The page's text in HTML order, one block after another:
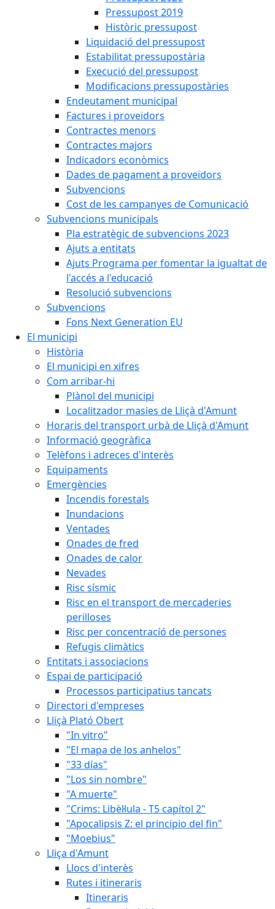
Pressupost 2019
Històric pressupost
Liquidació del pressupost
Estabilitat pressupostària
Execució del pressupost
Modificacions pressupostàries
Endeutament municipal
Factures i proveïdors
Contractes menors
Contractes majors
Indicadors econòmics
Dades de pagament a proveïdors
Subvencions
Cost de les campanyes de Comunicació
Subvencions municipals
Pla estratègic de subvencions 2023
Ajuts a entitats
Ajuts Programa per fomentar la igualtat de
l'accés a l'educació
Resolució subvencions
Subvencions
Fons Next Generation EU
El municipi
Història
El municipi en xifres
Com arribar-hi
Plànol del municipi
Localitzador masies de Lliçà d'Amunt
Horaris del transport urbà de Lliçà d'Amunt
Informació geogràfica
Telèfons i adreces d'interès
Equipaments
Emergències
Incendis forestals
Inundacions
Ventades
Onades de fred
Onades de calor
Nevades
Risc sísmic
Risc en el transport de mercaderies
perilloses
Risc per concentracíó de persones
Refugis climàtics
Entitats i associacions
Espai de participació
Processos participatius tancats
Directori d'empreses
Lliçà Plató Obert
"In vitro"
"El mapa de los anhelos"
"33 días"
"Los sin nombre"
"A muerte"
"Crims: Libèl·lula - T5 capítol 2"
"Apocalipsis Z: el principio del fin"
"Moebius"
Lliça d'Amunt
Llocs d'interès
Rutes i itineraris
Itineraris